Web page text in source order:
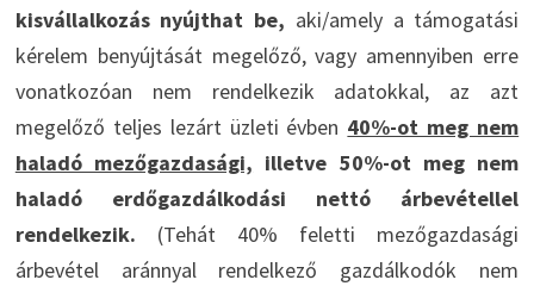
kisvállalkozás nyújthat be, aki/amely a támogatási
kérelem benyújtását megelőző, vagy amennyiben erre
vonatkozóan nem rendelkezik adatokkal, az azt
megelőző teljes lezárt üzleti évben 40%-ot meg nem
haladó mezőgazdasági, illetve 50%-ot meg nem
haladó erdőgazdálkodási nettó árbevétellel
rendelkezik. (Tehát 40% feletti mezőgazdasági
árbevétel aránnyal rendelkező gazdálkodók nem